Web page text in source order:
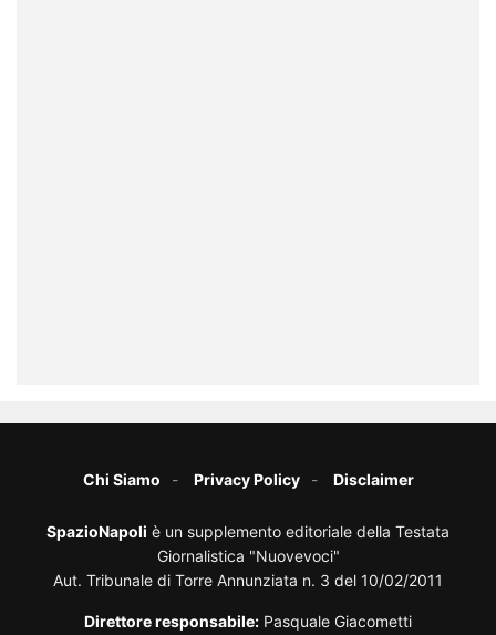
Chi Siamo Privacy Policy Disclaimer
SpazioNapoli è un supplemento editoriale della Testata
Giornalistica "Nuovevoci"
Aut. Tribunale di Torre Annunziata n. 3 del 10/02/2011
Direttore responsabile: Pasquale Giacometti